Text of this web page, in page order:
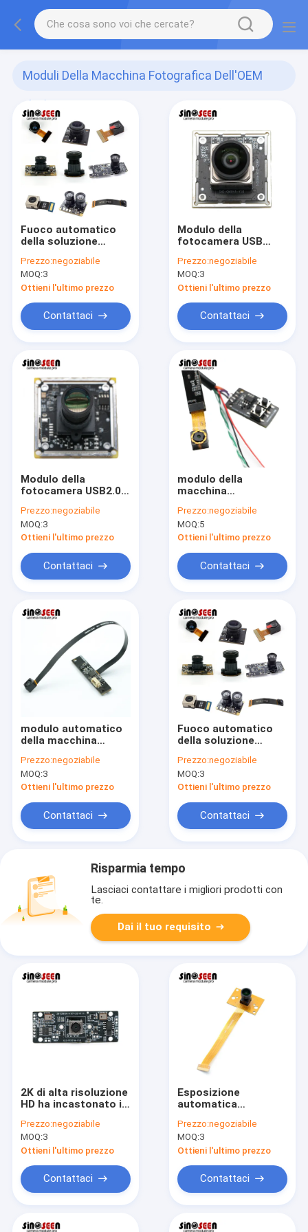
Moduli Della Macchina Fotografica Dell'OEM
(53)
Fuoco automatico
della soluzione
visione dei moduli
della macchina
fotografica dell'OEM
di USB MIPI DVP
Prezzo:negoziabile
MOQ:3
Ottieni l'ultimo prezzo
Contattaci
Modulo della
fotocamera USB
Prezzo:negoziabile
MOQ:3
Ottieni l'ultimo prezzo
Contattaci
Modulo della
fotocamera USB2.0
Prezzo:negoziabile
MOQ:3
Ottieni l'ultimo prezzo
Contattaci
modulo della
macchina
8mp con la luce del
materiale di
riempimento del LED
Prezzo:negoziabile
MOQ:5
Ottieni l'ultimo prezzo
Contattaci
modulo automatico
della macchina
del fuoco 4k del
modulo 8mp Sony
imx179 della
fotografica dell'OEM
Prezzo:negoziabile
MOQ:3
Ottieni l'ultimo prezzo
Contattaci
Fuoco automatico
della soluzione
visione dei moduli
della macchina
fotografica dell'OEM
Prezzo:negoziabile
MOQ:3
Ottieni l'ultimo prezzo
Contattaci
Risparmia tempo
Lasciaci contattare i migliori prodotti con
te.
Dai il tuo requisito
2K di alta risoluzione
HD ha incastonato il
della macchina
fotografica 2
microfoni
Prezzo:negoziabile
MOQ:3
Ottieni l'ultimo prezzo
Contattaci
Esposizione
automatica
sensibilità dell'OEM
moduli HD 1080P HDR
della macchina
fotografica
Prezzo:negoziabile
MOQ:3
Ottieni l'ultimo prezzo
Contattaci